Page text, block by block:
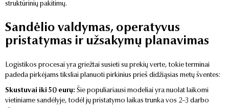
struktūrinių pakitimų.
Sandėlio valdymas, operatyvus
pristatymas ir užsakymų planavimas
Logistikos procesai yra griežtai susieti su prekių verte, tokie terminai
padeda pirkėjams tiksliai planuoti pirkinius prieš didžiąsias metų šventes:
Skustuvai iki 50 eurų: Šie populiariausi modeliai yra nuolat laikomi
vietiniame sandėlyje, todėl jų pristatymo laikas trunka vos 2–3 darbo